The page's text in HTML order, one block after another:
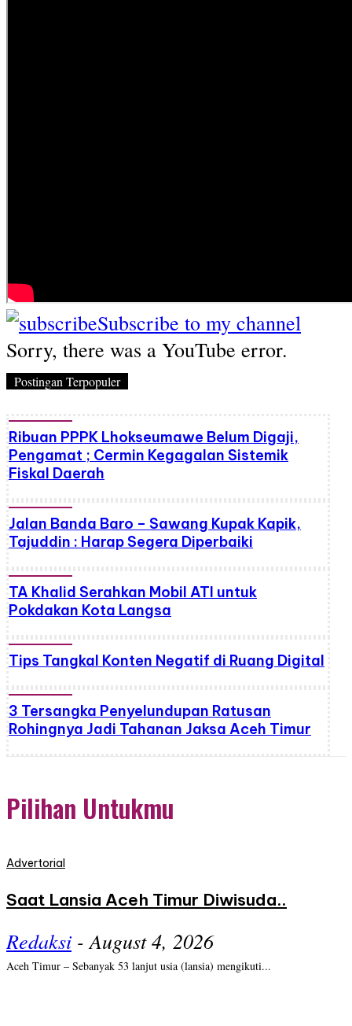
Subscribe to my channel
Sorry, there was a YouTube error.
Postingan Terpopuler
Ribuan PPPK Lhokseumawe Belum Digaji,
Pengamat ; Cermin Kegagalan Sistemik
Fiskal Daerah
Jalan Banda Baro – Sawang Kupak Kapik,
Tajuddin : Harap Segera Diperbaiki
TA Khalid Serahkan Mobil ATI untuk
Pokdakan Kota Langsa
Tips Tangkal Konten Negatif di Ruang Digital
3 Tersangka Penyelundupan Ratusan
Rohingnya Jadi Tahanan Jaksa Aceh Timur
Pilihan Untukmu
Advertorial
Saat Lansia Aceh Timur Diwisuda..
Redaksi - August 4, 2026
Aceh Timur – Sebanyak 53 lanjut usia (lansia) mengikuti...